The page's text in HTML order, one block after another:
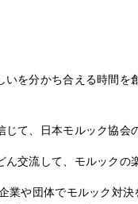
を分かち合える時間
て、日本モルック協会
交流して、モルックの
団体でモルック対決